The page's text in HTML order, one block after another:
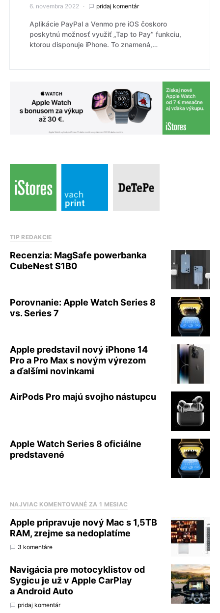
6. novembra 2022 pridaj komentár
Aplikácie PayPal a Venmo pre iOS čoskoro
poskytnú možnosť využiť „Tap to Pay“ funkciu,
ktorou disponuje iPhone. To znamená,…
TIP REDAKCIE
Recenzia: MagSafe powerbanka
CubeNest S1B0
Porovnanie: Apple Watch Series 8
vs. Series 7
Apple predstavil nový iPhone 14
Pro a Pro Max s novým výrezom
a ďalšími novinkami
AirPods Pro majú svojho nástupcu
Apple Watch Series 8 oficiálne
predstavené
NAJVIAC KOMENTOVANÉ ZA 1 MESIAC
Apple pripravuje nový Mac s 1,5TB
RAM, zrejme sa nedoplatíme
3 komentáre
Navigácia pre motocyklistov od
Sygicu je už v Apple CarPlay
a Android Auto
pridaj komentár